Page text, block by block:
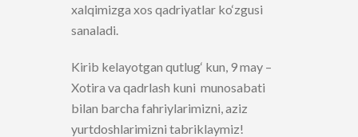
xalqimizga xos qadriyatlar ko‘zgusi
sanaladi.
Kirib kelayotgan qutlug‘ kun, 9 may –
Xotira va qadrlash kuni munosabati
bilan barcha fahriylarimizni, aziz
yurtdoshlarimizni tabriklaymiz!